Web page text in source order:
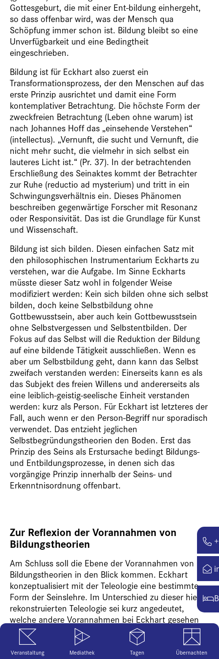
Gottesgeburt, die mit einer Ent-bildung einhergeht,
so dass offenbar wird, was der Mensch qua
Schöpfung immer schon ist. Bildung bleibt so eine
Unverfügbarkeit und eine Bedingtheit
eingeschrieben.
Bildung ist für Eckhart also zuerst ein
Transformationsprozess, der den Menschen auf das
erste Prinzip ausrichtet und damit eine Form
kontemplativer Betrachtung. Die höchste Form der
zweckfreien Betrachtung (Leben ohne warum) ist
nach Johannes Hoff das „einsehende Verstehen“
(intellectus). „Vernunft, die sucht und Vernunft, die
nicht mehr sucht, die vielmehr in sich selbst ein
lauteres Licht ist.“ (Pr. 37). In der betrachtenden
Erschließung des Seinaktes kommt der Betrachter
zur Ruhe (reductio ad mysterium) und tritt in ein
Schwingungsverhältnis ein. Dieses Phänomen
beschreiben gegenwärtige Forscher mit Resonanz
oder Responsivität. Das ist die Grundlage für Kunst
und Wissenschaft.
Bildung ist sich bilden. Diesen einfachen Satz mit
den philosophischen Instrumentarium Eckharts zu
verstehen, war die Aufgabe. Im Sinne Eckharts
müsste dieser Satz wohl in folgender Weise
modifiziert werden: Kein sich bilden ohne sich selbst
bilden, doch keine Selbstbildung ohne
Gottbewusstsein, aber auch kein Gottbewusstsein
ohne Selbstvergessen und Selbstentbilden. Der
Fokus auf das Selbst will die Reduktion der Bildung
auf eine bildende Tätigkeit ausschließen. Wenn es
aber um Selbstbildung geht, dann kann das Selbst
zweifach verstanden werden: Einerseits kann es als
das Subjekt des freien Willens und andererseits als
eine leiblich-geistig-seelische Einheit verstanden
werden: kurz als Person. Für Eckhart ist letzteres der
Fall, auch wenn er den Person-Begriff nur sporadisch
verwendet. Das entzieht jeglichen
Selbstbegründungstheorien den Boden. Erst das
Prinzip des Seins als Erstursache bedingt Bildungs-
und Entbildungsprozesse, in denen sich das
vorgängige Prinzip innerhalb der Seins- und
Erkenntnisordnung offenbart.
Zur Reflexion der Vorannahmen von
Bildungstheorien
Am Schluss soll die Ebene der Vorannahmen von
Bildungstheorien in den Blick kommen. Eckhart
konzeptualisiert mit der Teleologie eine bestimmte
Form der Seinslehre. Im Unterschied zu dieser hier
rekonstruierten Teleologie sei kurz angedeutet,
welche andere Vorannahmen bei Eckhart gesehen
werden können und welchen Einfluss diese auf das
Bildungsdenken haben. So sieht der
Erziehungswissenschaftler Volker Ladenthin im
Veranstaltung Mediathek Tagen Übernachten